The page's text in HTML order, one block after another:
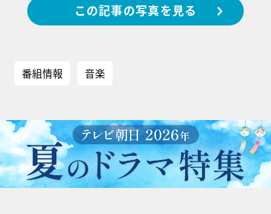
この記事の写真を見る
番組情報 音楽